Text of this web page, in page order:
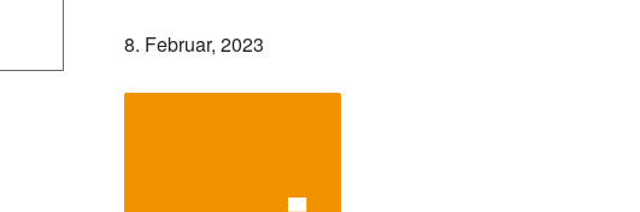
8. Februar, 2023